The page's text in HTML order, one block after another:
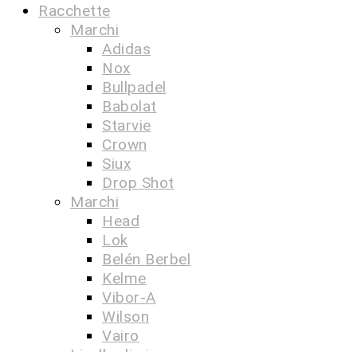
Racchette
Marchi
Adidas
Nox
Bullpadel
Babolat
Starvie
Crown
Siux
Drop Shot
Marchi
Head
Lok
Belén Berbel
Kelme
Vibor-A
Wilson
Vairo